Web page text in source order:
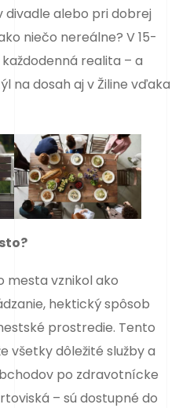
alebo pri dobrej
niečo nereálne? V 15-
realita – a
na dosah aj v Žiline vďaka
mesta vznikol ako
hektický spôsob
prostredie. Tento
všetky dôležité služby a
po zdravotnícke
– sú dostupné do